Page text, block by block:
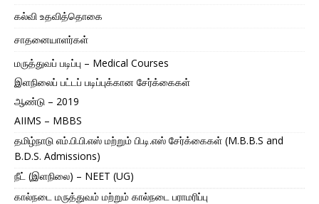
கல்வி உதவித்தொகை
சாதனையாளர்கள்
மருத்துவப் படிப்பு – Medical Courses
இளநிலைப் பட்டப் படிப்புக்கான சேர்க்கைகள்
ஆண்டு – 2019
AIIMS – MBBS
தமிழ்நாடு எம்.பி.பி.எஸ் மற்றும் பி.டி.எஸ் சேர்க்கைகள் (M.B.B.S and
B.D.S. Admissions)
நீட் (இளநிலை) – NEET (UG)
கால்நடை மருத்துவம் மற்றும் கால்நடை பராமரிப்பு